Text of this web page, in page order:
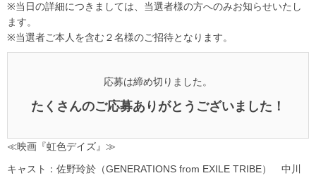
※当日の詳細につきましては、当選者様の方へのみお知らせいたし
ます。
※当選者ご本人を含む２名様のご招待となります。
応募は締め切りました。
たくさんのご応募ありがとうございました！
≪映画『虹色デイズ』≫
キャスト：佐野玲於（GENERATIONS from EXILE TRIBE） 中川